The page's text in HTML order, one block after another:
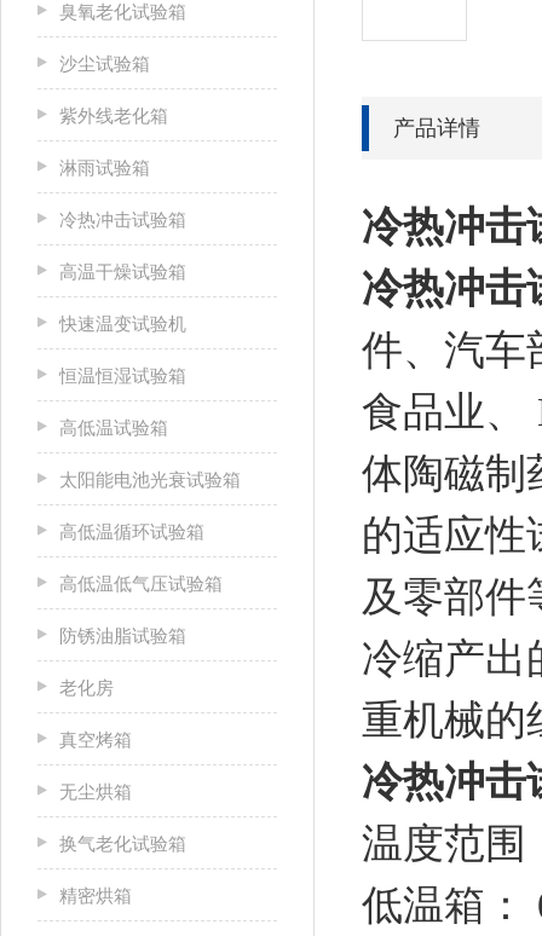
臭氧老化试验箱
沙尘试验箱
紫外线老化箱
淋雨试验箱
冷热冲击试验箱
高温干燥试验箱
快速温变试验机
恒温恒湿试验箱
高低温试验箱
太阳能电池光衰试验箱
高低温循环试验箱
高低温低气压试验箱
防锈油脂试验箱
老化房
真空烤箱
无尘烘箱
换气老化试验箱
精密烘箱
产品详情
冷热冲击
冷热冲击
件、汽车
食品业、
体陶磁制
的适应性
及零部件
冷缩产出
重机械的
冷热冲击
温度范围
低温箱：